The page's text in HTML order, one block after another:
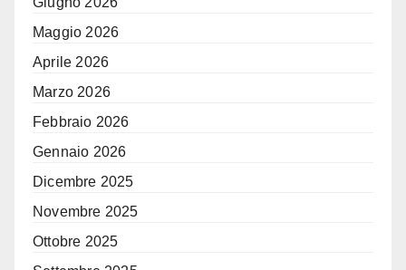
Maggio 2026
Aprile 2026
Marzo 2026
Febbraio 2026
Gennaio 2026
Dicembre 2025
Novembre 2025
Ottobre 2025